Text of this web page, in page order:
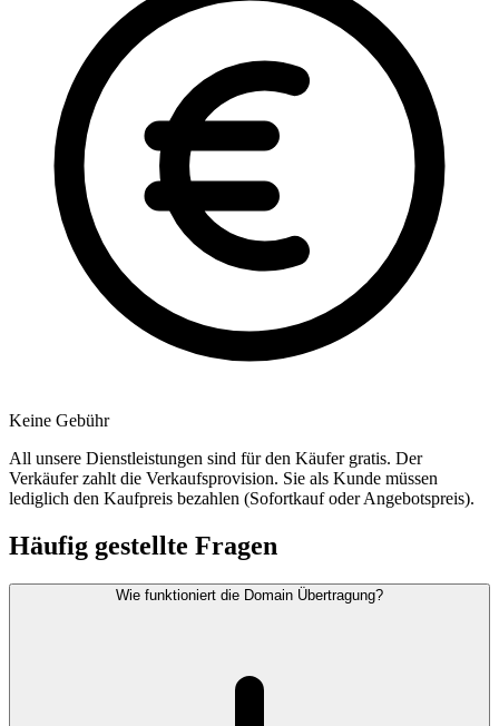
Keine Gebühr
All unsere Dienstleistungen sind für den Käufer gratis. Der
Verkäufer zahlt die Verkaufsprovision. Sie als Kunde müssen
lediglich den Kaufpreis bezahlen (Sofortkauf oder Angebotspreis).
Häufig gestellte Fragen
Wie funktioniert die Domain Übertragung?